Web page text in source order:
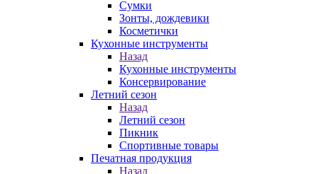
Сумки
Зонты, дождевики
Косметички
Кухонные инструменты
Назад
Кухонные инструменты
Консервирование
Летний сезон
Назад
Летний сезон
Пикник
Спортивные товары
Печатная продукция
Назад